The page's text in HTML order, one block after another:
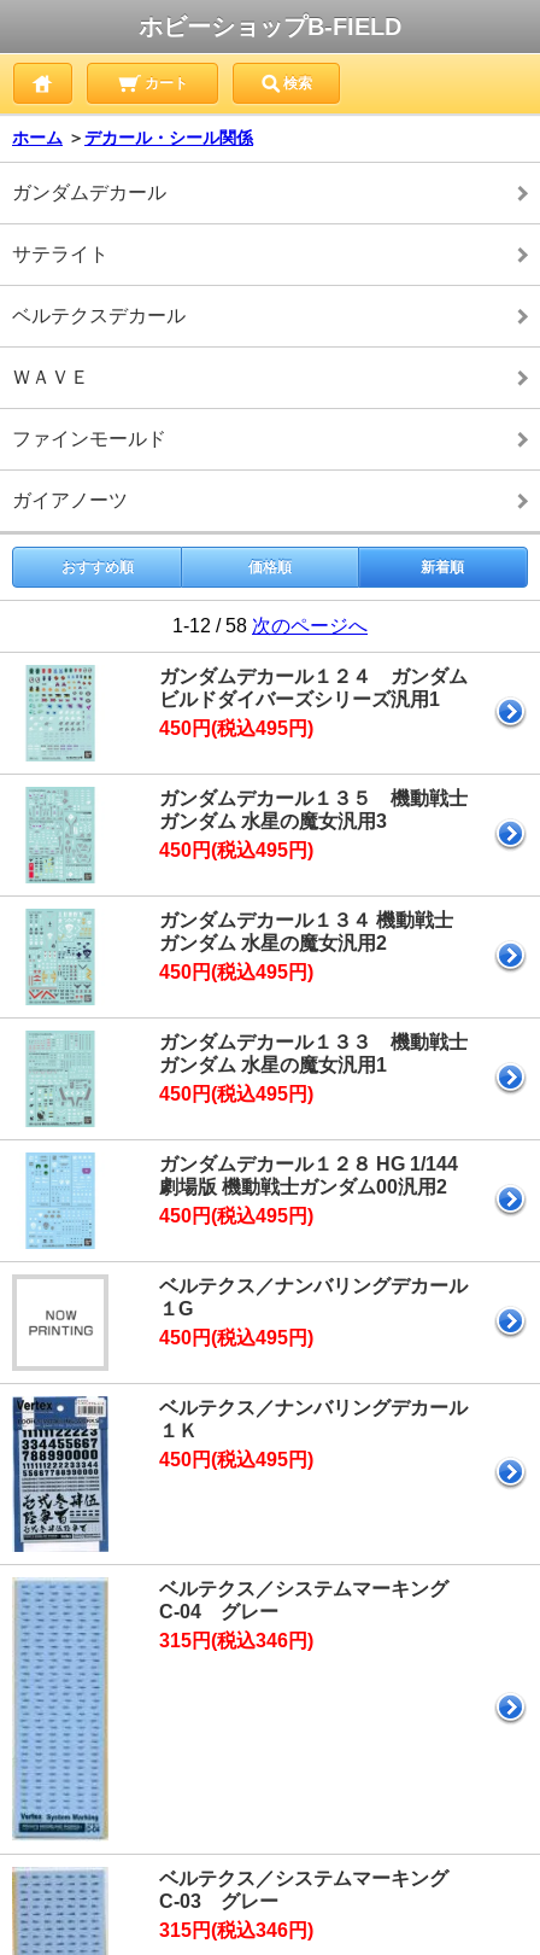
ホビーショップB-FIELD
カート 検索
ホーム ＞デカール・シール関係
ガンダムデカール
サテライト
ベルテクスデカール
ＷＡＶＥ
ファインモールド
ガイアノーツ
おすすめ順 価格順 新着順
1-12 / 58 次のページへ
ガンダムデカール１２４ ガンダム
ビルドダイバーズシリーズ汎用1
450円(税込495円)
ガンダムデカール１３５ 機動戦士
ガンダム 水星の魔女汎用3
450円(税込495円)
ガンダムデカール１３４ 機動戦士
ガンダム 水星の魔女汎用2
450円(税込495円)
ガンダムデカール１３３ 機動戦士
ガンダム 水星の魔女汎用1
450円(税込495円)
ガンダムデカール１２８ HG 1/144
劇場版 機動戦士ガンダム00汎用2
450円(税込495円)
ベルテクス／ナンバリングデカール
１G
450円(税込495円)
ベルテクス／ナンバリングデカール
１Ｋ
450円(税込495円)
ベルテクス／システムマーキング
C-04 グレー
315円(税込346円)
ベルテクス／システムマーキング
C-03 グレー
315円(税込346円)